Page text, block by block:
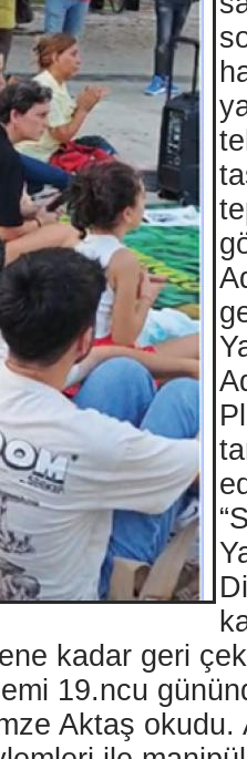
kadar geri
19.ncu
Aktaş okudu.